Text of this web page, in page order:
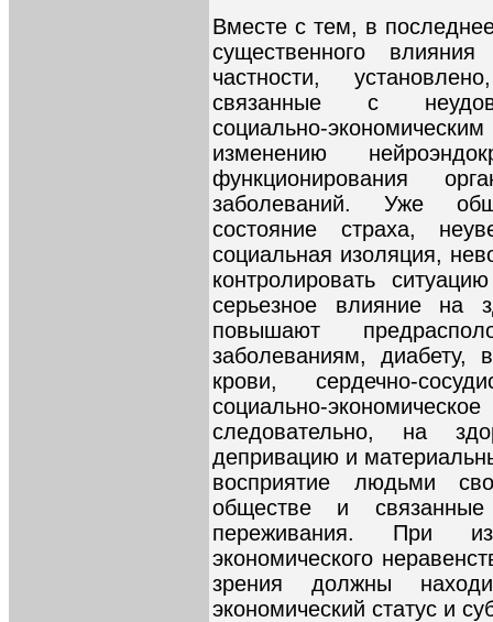
Вместе с тем, в
существенного
частности,
связанные с
социально-
изменению
функционирования
заболеваний. Уже
состояние страха,
социальная изоляция,
контролировать
серьезное влияние на
повышают
заболеваниям, диабету,
крови, сердечно-
социально-
следовательно, на
депривацию и
восприятие людьми
обществе и
переживания. При
экономического
зрения должны
экономический статус и